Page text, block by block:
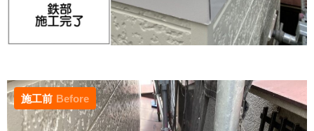
施工前 Before